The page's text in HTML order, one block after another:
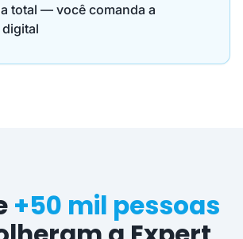
total — você comanda a
+50 mil pessoas